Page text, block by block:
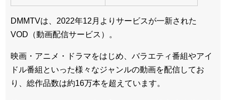
DMMTVは、2022年12月よりサービスが一新された
VOD（動画配信サービス）。
映画・アニメ・ドラマをはじめ、バラエティ番組やアイ
ドル番組といった様々なジャンルの動画を配信してお
り、総作品数は約16万本を超えています。